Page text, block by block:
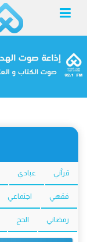
قرآني عبادي
فقهي اجتماعي
رمضاني الحج